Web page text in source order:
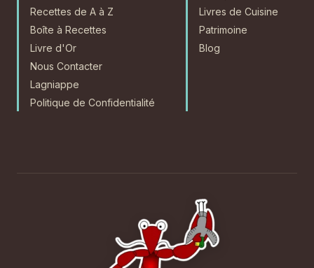
Recettes de A à Z
Boîte à Recettes
Livre d'Or
Nous Contacter
Lagniappe
Politique de Confidentialité
Livres de Cuisine
Patrimoine
Blog